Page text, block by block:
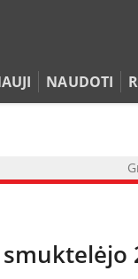
NAUDOTI